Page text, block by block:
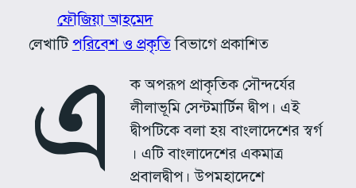
ফৌজিয়া আহমেদ
লেখাটিপরিবেশ ও প্রকৃতিবিভাগে প্রকাশিত
এ
ক অপরূপ প্রাকৃতিক সৌন্দর্যের
লীলাভূমি সেন্টমার্টিন দ্বীপ। এই
দ্বীপটিকে বলা হয় বাংলাদেশের স্বর্গ
। এটি বাংলাদেশের একমাত্র
প্রবালদ্বীপ। উপমহাদেশে